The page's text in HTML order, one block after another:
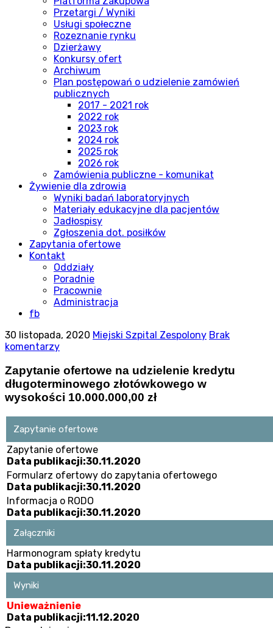
Przetargi / Wyniki
Usługi społeczne
Rozeznanie rynku
Dzierżawy
Konkursy ofert
Archiwum
Plan postępowań o udzielenie zamówień
publicznych
2017 - 2021 rok
2022 rok
2023 rok
2024 rok
2025 rok
2026 rok
Zamówienia publiczne - komunikat
Żywienie dla zdrowia
Wyniki badań laboratoryjnych
Materiały edukacyjne dla pacjentów
Jadłospisy
Zgłoszenia dot. posiłków
Zapytania ofertowe
Kontakt
Oddziały
Poradnie
Pracownie
Administracja
fb
30 listopada, 2020 Miejski Szpital Zespolony Brak
komentarzy
Zapytanie ofertowe na udzielenie kredytu
długoterminowego złotówkowego w
wysokości 10.000.000,00 zł
Zapytanie ofertowe
Zapytanie ofertowe
Data publikacji:30.11.2020
Formularz ofertowy do zapytania ofertowego
Data publikacji:30.11.2020
Informacja o RODO
Data publikacji:30.11.2020
Załączniki
Harmonogram spłaty kredytu
Data publikacji:30.11.2020
Wyniki
Unieważnienie
Data publikacji:11.12.2020